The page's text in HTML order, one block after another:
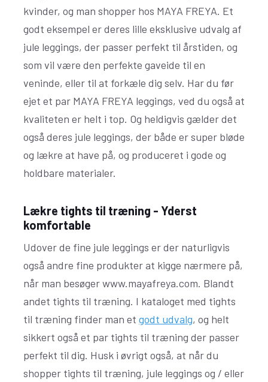
kvinder, og man shopper hos MAYA FREYA. Et
godt eksempel er deres lille eksklusive udvalg af
jule leggings, der passer perfekt til årstiden, og
som vil være den perfekte gaveide til en
veninde, eller til at forkæle dig selv. Har du før
ejet et par MAYA FREYA leggings, ved du også at
kvaliteten er helt i top. Og heldigvis gælder det
også deres jule leggings, der både er super bløde
og lækre at have på, og produceret i gode og
holdbare materialer.
Lækre tights til træning - Yderst
komfortable
Udover de fine jule leggings er der naturligvis
også andre fine produkter at kigge nærmere på,
når man besøger www.mayafreya.com. Blandt
andet tights til træning. I kataloget med tights
til træning finder man et godt udvalg, og helt
sikkert også et par tights til træning der passer
perfekt til dig. Husk i øvrigt også, at når du
shopper tights til træning, jule leggings og / eller